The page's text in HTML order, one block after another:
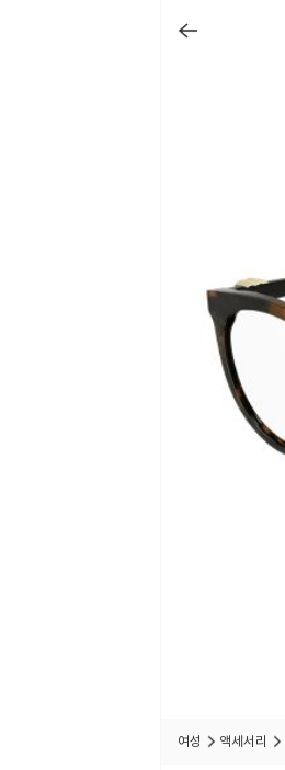
여성 액세서리